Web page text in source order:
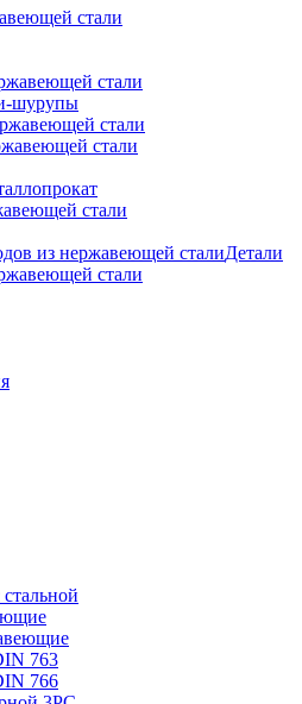
стали
стали
шурупы
стали
стали
стали
Детали
стали
763
766